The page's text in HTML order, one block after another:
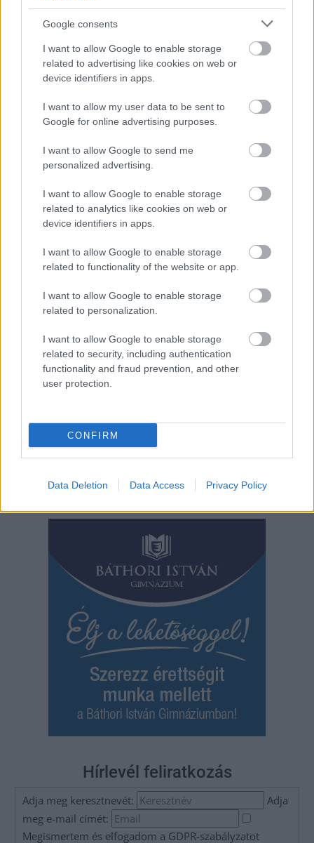
Google consents
I want to allow Google to enable storage
related to advertising like cookies on web or
device identifiers in apps.
I want to allow my user data to be sent to
Google for online advertising purposes.
I want to allow Google to send me
personalized advertising.
I want to allow Google to enable storage
related to analytics like cookies on web or
device identifiers in apps.
I want to allow Google to enable storage
related to functionality of the website or app.
I want to allow Google to enable storage
related to personalization.
I want to allow Google to enable storage
related to security, including authentication
functionality and fraud prevention, and other
user protection.
CONFIRM
Data Deletion Data Access Privacy Policy
2026.08.07. Farkas András
Ön szerint hogy készül a hamisítatlan szolnoki
Igazi retró klasszikus desszert, amelyet generációk óta
szeretnek, és amelyet sokan ma is próbálnak otthon
újraalkotni....
2026.08.07. Horváth Zsolt
a kerékpárgyár dolgozóinak megsegítéséről
Rövid idő alatt számos vállalkozás jelezte, hogy segítene
azoknak a munkavállalóknak, akik a tószegi kerékpárgyár
Hírlevél feliratkozás
Adja meg keresztnevét:
Adja
meg e-mail címét:
Megismertem és elfogadom a GDPR-szabályzatot